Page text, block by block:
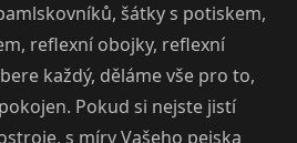
šátky s potiskem,
reflexní obojky, reflexní
každý, děláme vše pro to,
Pokud si nejste jistí
s míry Vašeho pejska